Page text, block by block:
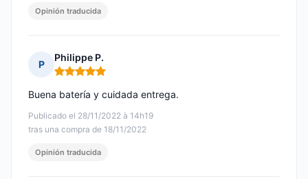
Opinión traducida
P
Philippe P.
Nota: 5 de 5
Publicado el 28/11/2022 à 14h19
tras una compra de 18/11/2022
Buena batería y cuidada entrega.
Opinión traducida